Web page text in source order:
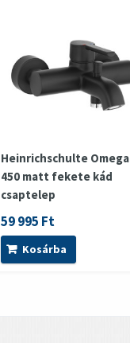
Heinrichschulte Omega
450 matt fekete kád
csaptelep
59 995 Ft
Kosárba